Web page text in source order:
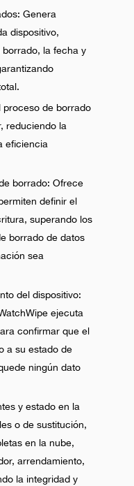
Genera
dispositivo,
la fecha y
proceso de borrado
reduciendo la
eficiencia
borrado: Ofrece
definir el
superando los
borrado de datos
sea
del dispositivo:
ejecuta
confirmar que el
a su estado de
ningún dato
y estado en la
o de sustitución,
en la nube,
arrendamiento,
la integridad y